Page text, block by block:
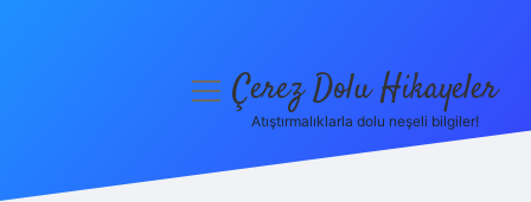
menüyüÇerez Dolu Hikayeler
Atıştırmalıklarla dolu neşeli bilgiler!